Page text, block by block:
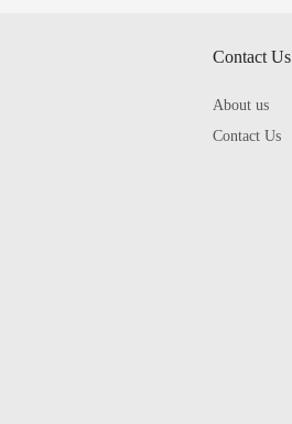
Contact Us
About us
Contact Us